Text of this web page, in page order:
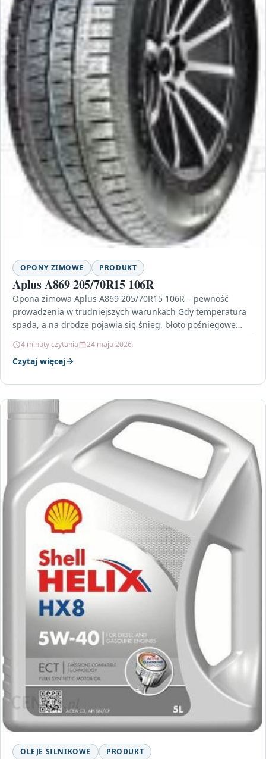
OPONY ZIMOWE PRODUKT
Aplus A869 205/70R15 106R
Opona zimowa Aplus A869 205/70R15 106R – pewność
prowadzenia w trudniejszych warunkach Gdy temperatura
spada, a na drodze pojawia się śnieg, błoto pośniegowe
4 minuty czytania 24 maja 2026
Czytaj więcej
OLEJE SILNIKOWE PRODUKT